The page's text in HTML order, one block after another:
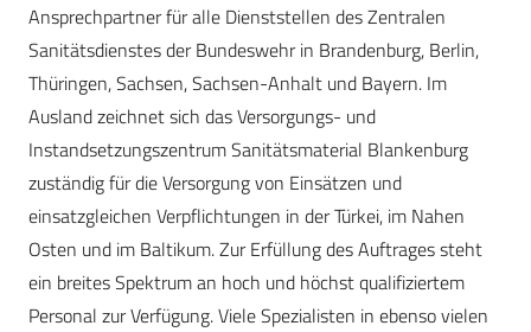
Ansprechpartner für alle Dienststellen des Zentralen
Sanitätsdienstes der Bundeswehr in Brandenburg, Berlin,
Thüringen, Sachsen, Sachsen-Anhalt und Bayern. Im
Ausland zeichnet sich das Versorgungs- und
Instandsetzungszentrum Sanitätsmaterial Blankenburg
zuständig für die Versorgung von Einsätzen und
einsatzgleichen Verpflichtungen in der Türkei, im Nahen
Osten und im Baltikum. Zur Erfüllung des Auftrages steht
ein breites Spektrum an hoch und höchst qualifiziertem
Personal zur Verfügung. Viele Spezialisten in ebenso vielen